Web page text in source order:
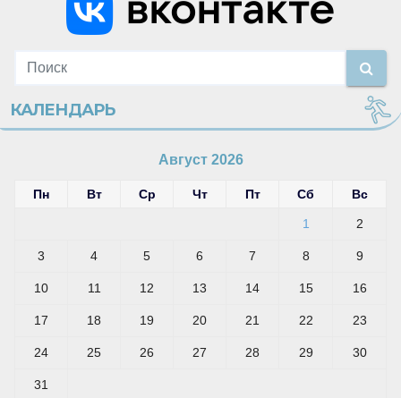
КАЛЕНДАРЬ
Август 2026
Пн Вт Ср Чт Пт Сб Вс
1 2
3 4 5 6 7 8 9
10 11 12 13 14 15 16
17 18 19 20 21 22 23
24 25 26 27 28 29 30
31